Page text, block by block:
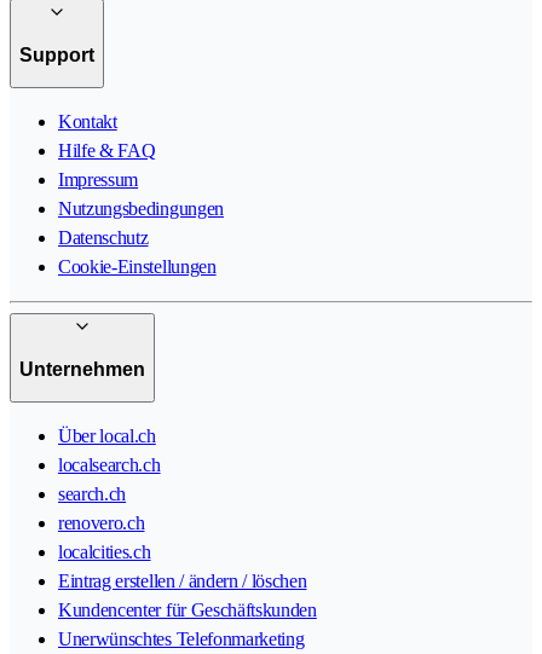
Support
Kontakt
Hilfe & FAQ
Impressum
Nutzungsbedingungen
Datenschutz
Cookie-Einstellungen
Unternehmen
Über local.ch
localsearch.ch
search.ch
renovero.ch
localcities.ch
Eintrag erstellen / ändern / löschen
Kundencenter für Geschäftskunden
Unerwünschtes Telefonmarketing